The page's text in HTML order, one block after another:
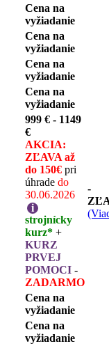
Cena na
vyžiadanie
Cena na
vyžiadanie
Cena na
vyžiadanie
Cena na
vyžiadanie
999 € - 1149
€
AKCIA:
ZĽAVA až
do 150€ pri
úhrade do
30.06.2026
i
strojnícky
kurz* +
KURZ
PRVEJ
POMOCI -
ZADARMO
-
Cena na
vyžiadanie
Cena na
vyžiadanie